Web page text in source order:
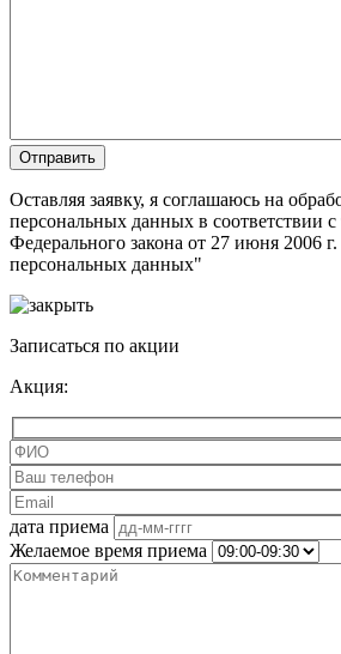
Оставляя заявку, я соглашаюсь на
персональных данных в соответствии
Федерального закона от 27 июня 2006
персональных данных"
Записаться по акции
Акция:
дата приема
Желаемое время приема